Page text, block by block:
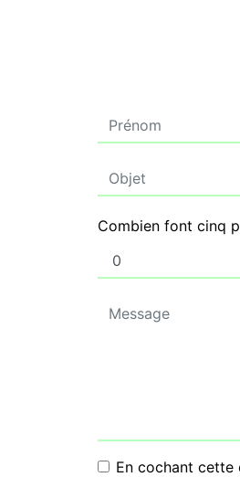
Combien font cinq
En cochant